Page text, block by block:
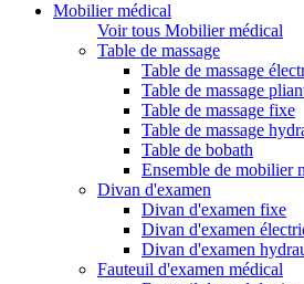
Mobilier médical
Voir tous Mobilier médical
Table de massage
Table de massage
Table de massage
Table de massage fixe
Table de massage
Table de bobath
Ensemble de mobilier
Divan d'examen
Divan d'examen fixe
Divan d'examen
Divan d'examen
Fauteuil d'examen médical